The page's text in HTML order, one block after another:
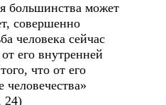
большинства может
совершенно
человека сейчас
его внутренней
что от его
человечества»
24)